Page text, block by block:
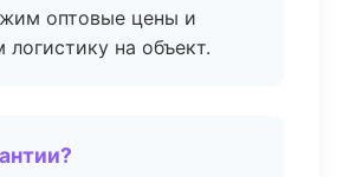
оптовые цены и
логистику на объект.